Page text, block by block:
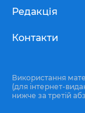
Редакція
Контакти
Використання
(для інтернет-
нижче за третій